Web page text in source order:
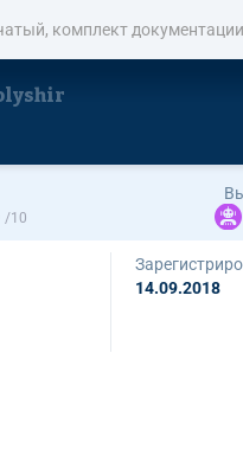
комплект документации
14.09.2018